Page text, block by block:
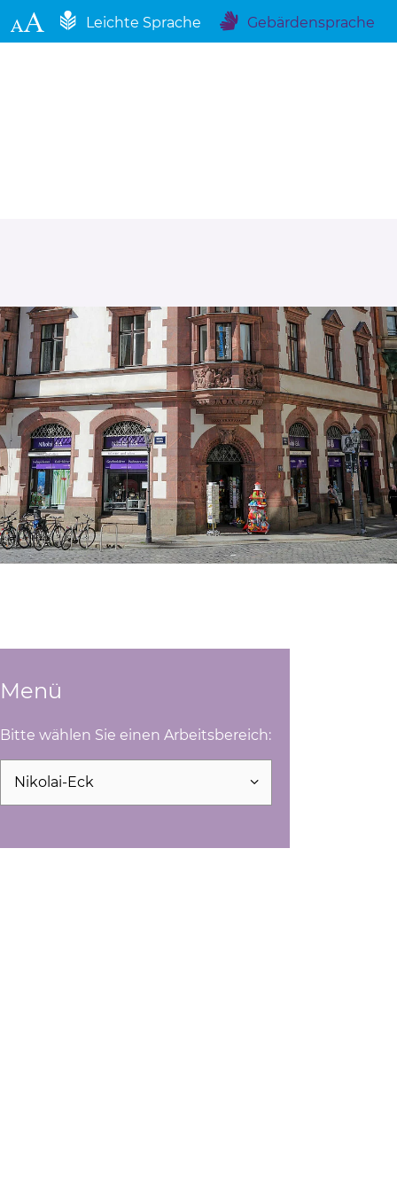
Leichte Sprache Gebärdensprache
Menü
Bitte wählen Sie einen Arbeitsbereich:
Nikolai-Eck